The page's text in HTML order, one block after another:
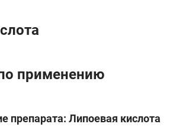
применению
препарата: Липоевая кислота